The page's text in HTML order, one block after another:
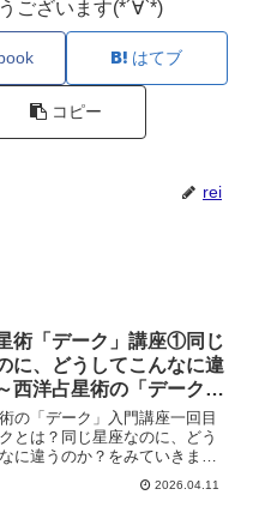
ございます(*´∀`*)
はてブ
コピー
rei
術「デーク」講座①同じ
に、どうしてこんなに違
西洋占星術の「デーク」
の「デーク」入門講座一回目
とは？同じ星座なのに、どう
に違うのか？をみていきま
2026.04.11